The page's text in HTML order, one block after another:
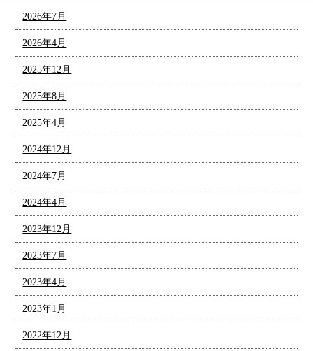
2026年7月
2026年4月
2025年12月
2025年8月
2025年4月
2024年12月
2024年7月
2024年4月
2023年12月
2023年7月
2023年4月
2023年1月
2022年12月